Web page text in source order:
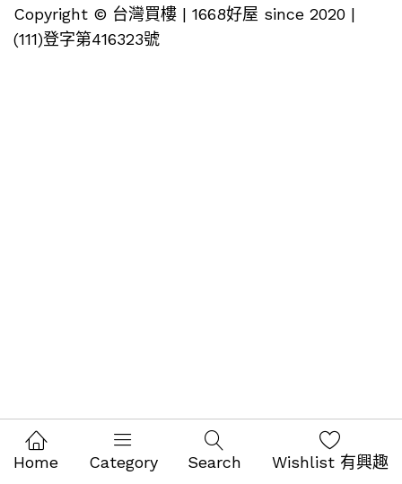
Copyright © 台灣買樓 | 1668好屋 since 2020 |
(111)登字第416323號
Home Category Search Wishlist 有興趣